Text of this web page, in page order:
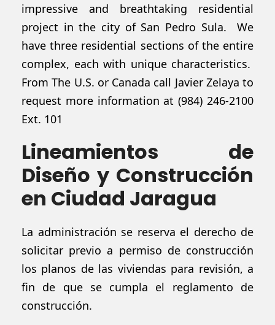
impressive and breathtaking residential
project in the city of San Pedro Sula. We
have three residential sections of the entire
complex, each with unique characteristics.
From The U.S. or Canada call Javier Zelaya to
request more information at (984) 246-2100
Ext. 101
Lineamientos de
Diseño y Construcción
en Ciudad Jaragua
La administración se reserva el derecho de
solicitar previo a permiso de construcción
los planos de las viviendas para revisión, a
fin de que se cumpla el reglamento de
construcción.